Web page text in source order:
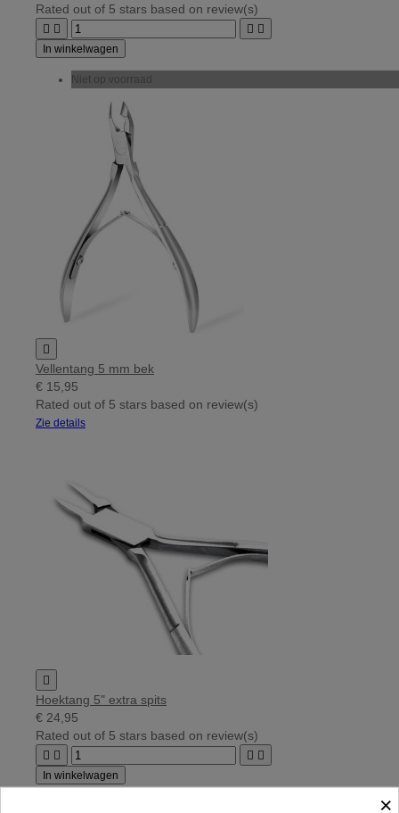
Rated out of 5 stars based on review(s)
   
In winkelwagen
Niet op voorraad

Vellentang 5 mm bek
€ 15,95
Rated out of 5 stars based on review(s)
Zie details

Hoektang 5" extra spits
€ 24,95
Rated out of 5 stars based on review(s)
   
In winkelwagen
×